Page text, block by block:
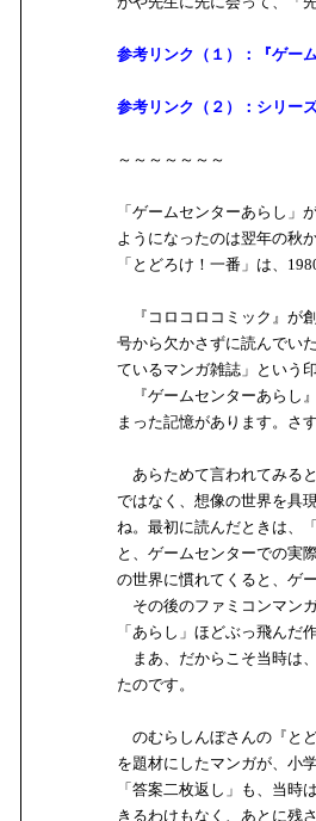
参考リンク（１）：『ゲー
参考リンク（２）：シリ
～～～～～～～
「ゲームセンターあらし」
ようになったのは翌年の秋
「とどろけ！一番」は、
『コロコロコミック』が
号から欠かさずに読んでい
ているマンガ雑誌」という
『ゲームセンターあらし
まった記憶があります。さ
あらためて言われてみる
ではなく、想像の世界を具
ね。最初に読んだときは、
と、ゲームセンターでの実
の世界に慣れてくると、ゲ
その後のファミコンマン
「あらし」ほどぶっ飛んだ
まあ、だからこそ当時は
たのです。
のむらしんぼさんの『と
を題材にしたマンガが、小
「答案二枚返し」も、当
きるわけもなく、あとに残